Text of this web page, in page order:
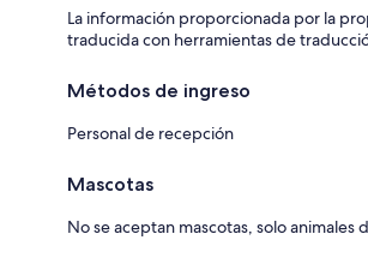
La información proporcionada por la
traducida con herramientas de
Métodos de ingreso
Personal de recepción
Mascotas
No se aceptan mascotas, solo animales